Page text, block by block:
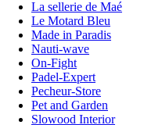
La sellerie de Maé
Le Motard Bleu
Made in Paradis
Nauti-wave
On-Fight
Padel-Expert
Pecheur-Store
Pet and Garden
Slowood Interior